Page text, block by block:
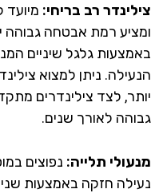
רב בריחי:מיועד
רמת אבטחה גבוהה יותר.
גלגל שיניים המניע
ניתן למצוא צילינדרים
לצד צילינדרים מתקדמים
לאורך שנים.
תלייה:נפוצים
חזקה באמצעות שני ווים